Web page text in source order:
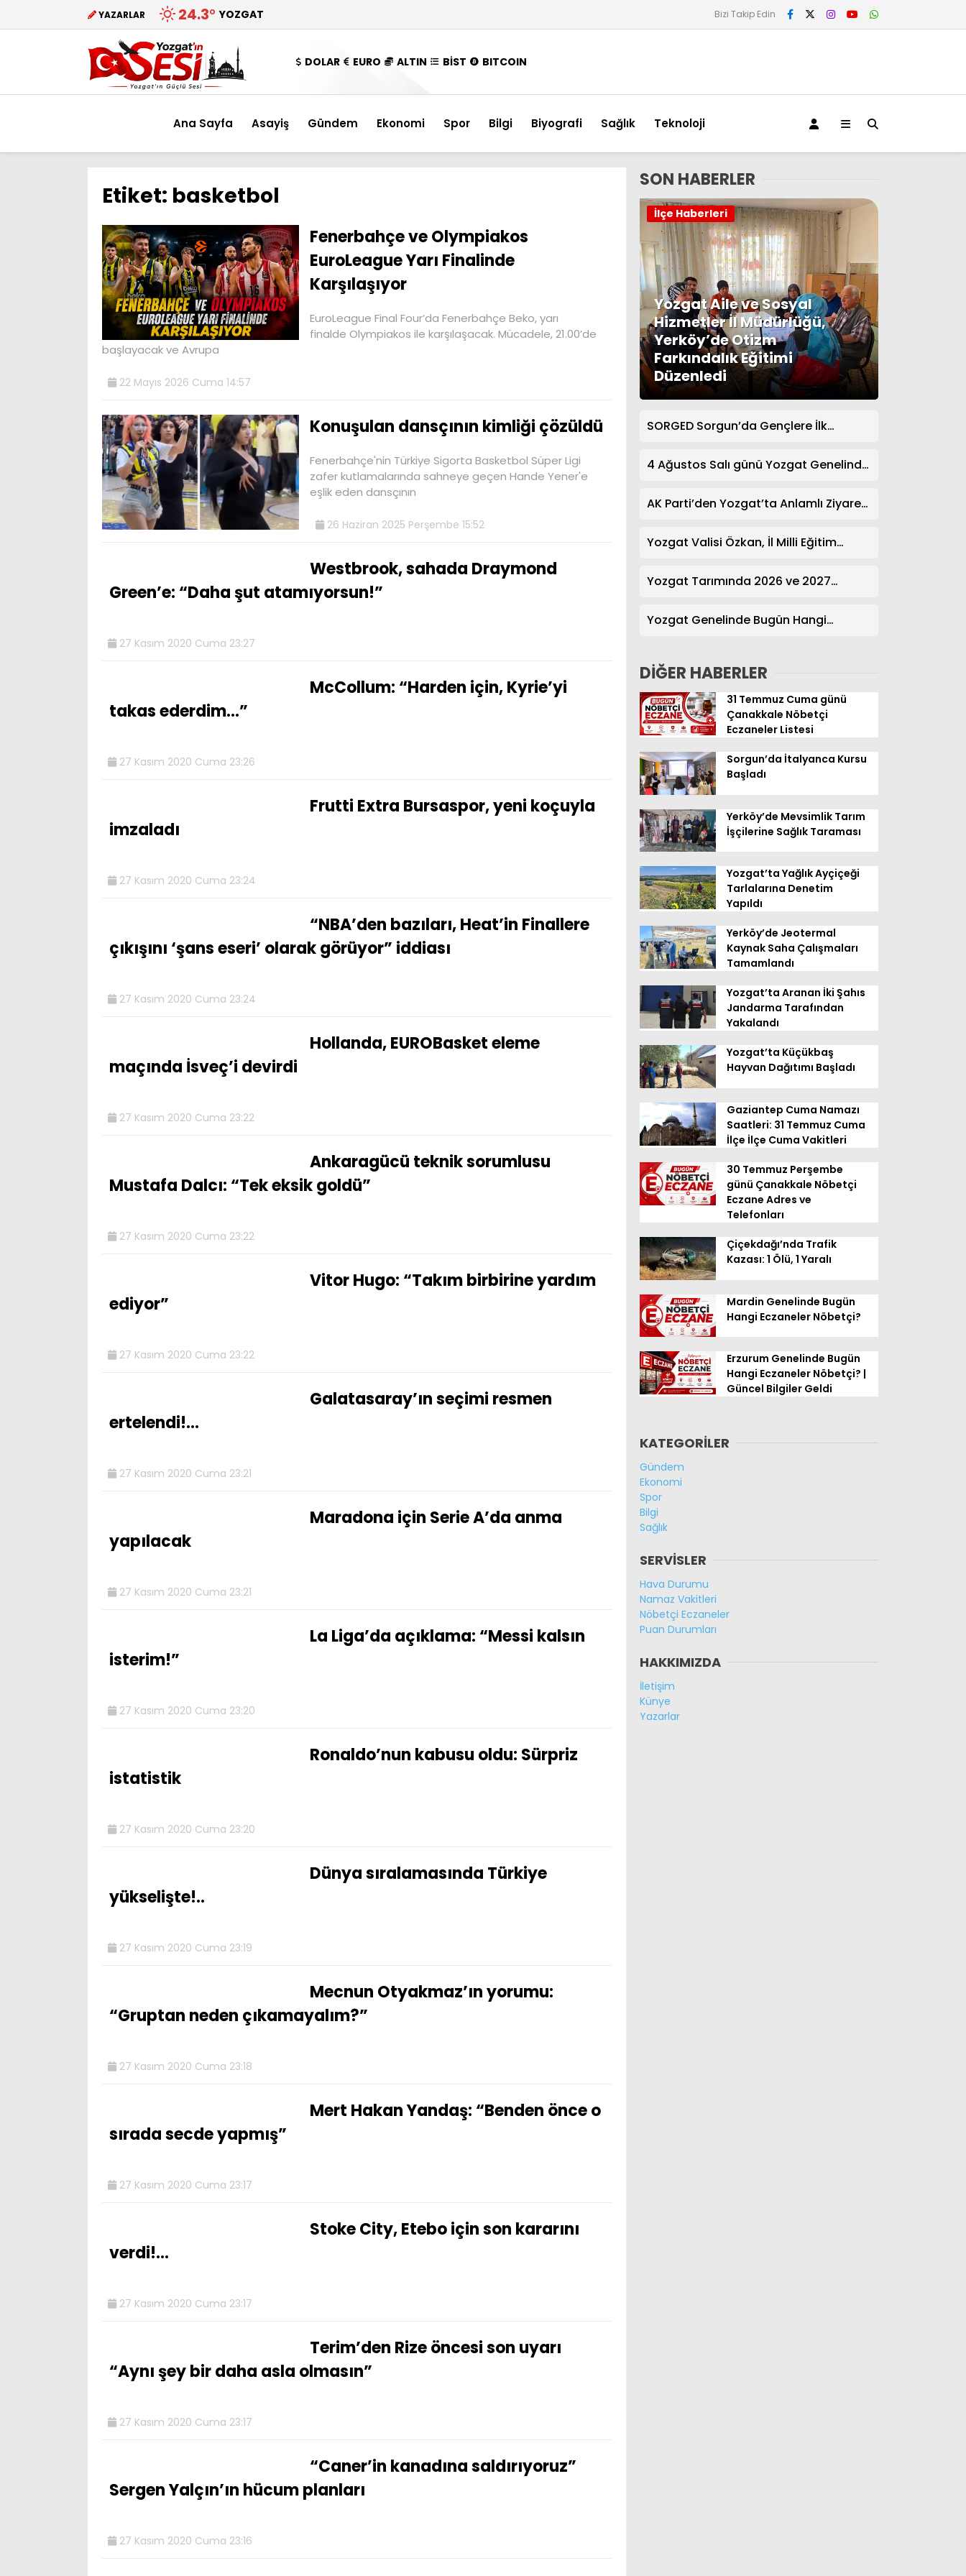
YAZARLAR 24.3° YOZGAT Bizi Takip Edin
DOLAR EURO ALTIN BİST BITCOIN
Ana Sayfa Asayiş Gündem Ekonomi Spor Bilgi Biyografi Sağlık Teknoloji
Etiket: basketbol
Fenerbahçe ve Olympiakos
EuroLeague Yarı Finalinde
Karşılaşıyor
EuroLeague Final Four’da Fenerbahçe Beko, yarı
finalde Olympiakos ile karşılaşacak. Mücadele, 21.00’de
başlayacak ve Avrupa
22 Mayıs 2026 Cuma 14:57
Konuşulan dansçının kimliği çözüldü
Fenerbahçe'nin Türkiye Sigorta Basketbol Süper Ligi
zafer kutlamalarında sahneye geçen Hande Yener'e
eşlik eden dansçının
26 Haziran 2025 Perşembe 15:52
Westbrook, sahada Draymond
Green’e: “Daha şut atamıyorsun!”
27 Kasım 2020 Cuma 23:27
McCollum: “Harden için, Kyrie’yi
takas ederdim…”
27 Kasım 2020 Cuma 23:26
Frutti Extra Bursaspor, yeni koçuyla
imzaladı
27 Kasım 2020 Cuma 23:24
“NBA’den bazıları, Heat’in Finallere
çıkışını ‘şans eseri’ olarak görüyor” iddiası
27 Kasım 2020 Cuma 23:24
Hollanda, EUROBasket eleme
maçında İsveç’i devirdi
27 Kasım 2020 Cuma 23:22
Ankaragücü teknik sorumlusu
Mustafa Dalcı: “Tek eksik goldü”
27 Kasım 2020 Cuma 23:22
Vitor Hugo: “Takım birbirine yardım
ediyor”
27 Kasım 2020 Cuma 23:22
Galatasaray’ın seçimi resmen
ertelendi!…
27 Kasım 2020 Cuma 23:21
Maradona için Serie A’da anma
yapılacak
27 Kasım 2020 Cuma 23:21
La Liga’da açıklama: “Messi kalsın
isterim!”
27 Kasım 2020 Cuma 23:20
Ronaldo’nun kabusu oldu: Sürpriz
istatistik
27 Kasım 2020 Cuma 23:20
Dünya sıralamasında Türkiye
yükselişte!..
27 Kasım 2020 Cuma 23:19
Mecnun Otyakmaz’ın yorumu:
“Gruptan neden çıkamayalım?”
27 Kasım 2020 Cuma 23:18
Mert Hakan Yandaş: “Benden önce o
sırada secde yapmış”
27 Kasım 2020 Cuma 23:17
Stoke City, Etebo için son kararını
verdi!…
27 Kasım 2020 Cuma 23:17
Terim’den Rize öncesi son uyarı
“Aynı şey bir daha asla olmasın”
27 Kasım 2020 Cuma 23:17
“Caner’in kanadına saldırıyoruz”
Sergen Yalçın’ın hücum planları
27 Kasım 2020 Cuma 23:16
SON HABERLER
Yozgat Aile ve Sosyal
Hizmetler İl Müdürlüğü,
Yerköy’de Otizm
Farkındalık Eğitimi
Düzenledi
İlçe Haberleri
SORGED Sorgun’da Gençlere İlk
4 Ağustos Salı günü Yozgat Genelinde
AK Parti’den Yozgat’ta Anlamlı Ziyaret!
Üyeleriyle Buluştu
Yozgat Valisi Özkan, İl Milli Eğitim
Yozgat Tarımında 2026 ve 2027
Yozgat Genelinde Bugün Hangi
DİĞER HABERLER
31 Temmuz Cuma günü
Çanakkale Nöbetçi
Eczaneler Listesi
Sorgun’da İtalyanca Kursu
Başladı
Yerköy’de Mevsimlik Tarım
İşçilerine Sağlık Taraması
Yozgat’ta Yağlık Ayçiçeği
Tarlalarına Denetim
Yapıldı
Yerköy’de Jeotermal
Kaynak Saha Çalışmaları
Tamamlandı
Yozgat’ta Aranan İki Şahıs
Jandarma Tarafından
Yakalandı
Yozgat’ta Küçükbaş
Hayvan Dağıtımı Başladı
Gaziantep Cuma Namazı
Saatleri: 31 Temmuz Cuma
İlçe İlçe Cuma Vakitleri
30 Temmuz Perşembe
günü Çanakkale Nöbetçi
Eczane Adres ve
Telefonları
Çiçekdağı’nda Trafik
Kazası: 1 Ölü, 1 Yaralı
Mardin Genelinde Bugün
Hangi Eczaneler Nöbetçi?
Erzurum Genelinde Bugün
Hangi Eczaneler Nöbetçi? |
Güncel Bilgiler Geldi
KATEGORİLER
Gündem
Ekonomi
Spor
Bilgi
Sağlık
SERVİSLER
Hava Durumu
Namaz Vakitleri
Nöbetçi Eczaneler
Puan Durumları
HAKKIMIZDA
İletişim
Künye
Yazarlar